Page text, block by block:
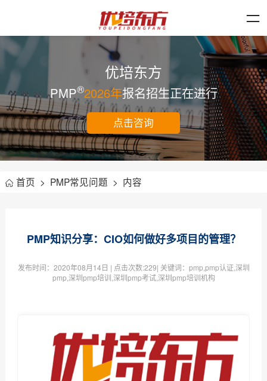
优培东方
PMP®2026年报名招生正在进行
点击咨询
首页 > PMP常见问题 > 内容
PMP知识分享：CIO如何做好多项目的管理？
发布时间： 2020年08月14日 | 点击次数:229| 关键词：pmp,pmp认证,深圳
pmp,深圳pmp培训,深圳pmp考试,深圳pmp培训机构